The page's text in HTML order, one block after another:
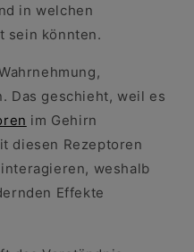
in welchen
sein könnten.
Das geschieht, weil es
im Gehirn
diesen Rezeptoren
weshalb
Effekte